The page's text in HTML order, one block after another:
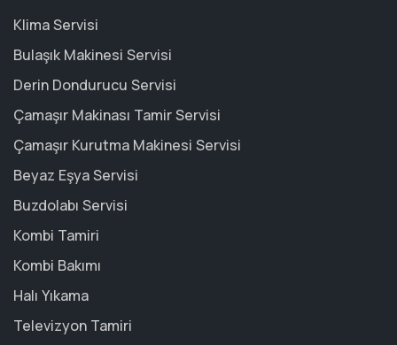
Klima Servisi
Bulaşık Makinesi Servisi
Derin Dondurucu Servisi
Çamaşır Makinası Tamir Servisi
Çamaşır Kurutma Makinesi Servisi
Beyaz Eşya Servisi
Buzdolabı Servisi
Kombi Tamiri
Kombi Bakımı
Halı Yıkama
Televizyon Tamiri